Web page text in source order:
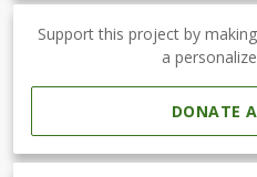
Support this project by
a
DONATE